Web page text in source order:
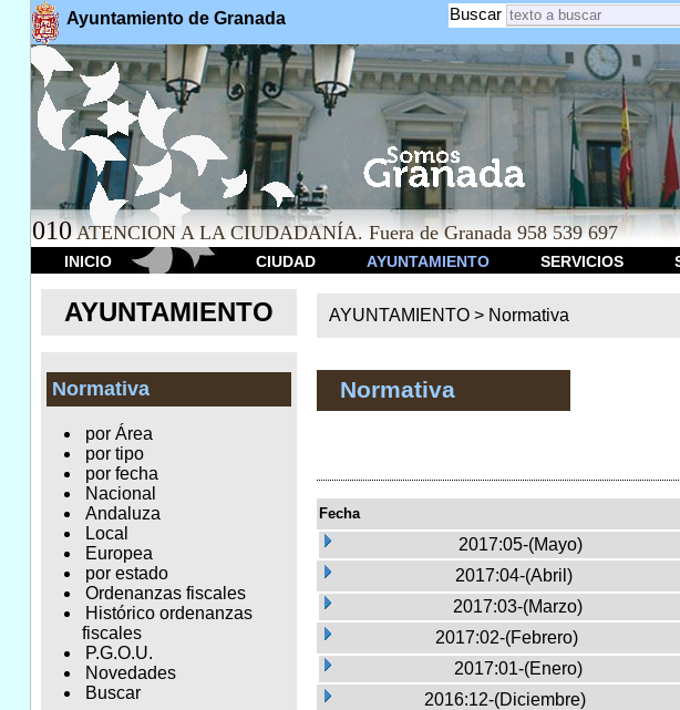
Ayuntamiento de Granada Buscar
010 ATENCION A LA CIUDADANÍA. Fuera de Granada 958 539 697
INICIO CIUDAD AYUNTAMIENTO SERVICIOS
AYUNTAMIENTO
Normativa
por Área
por tipo
por fecha
Nacional
Andaluza
Local
Europea
por estado
Ordenanzas fiscales
Histórico ordenanzas
fiscales
P.G.O.U.
Novedades
Buscar
AYUNTAMIENTO > Normativa
Normativa
Fecha
2017:05-(Mayo)
2017:04-(Abril)
2017:03-(Marzo)
2017:02-(Febrero)
2017:01-(Enero)
2016:12-(Diciembre)